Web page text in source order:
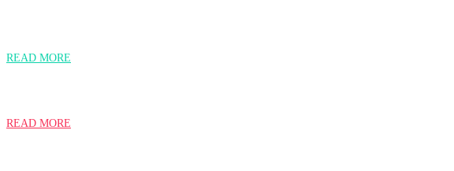
READ MORE
READ MORE